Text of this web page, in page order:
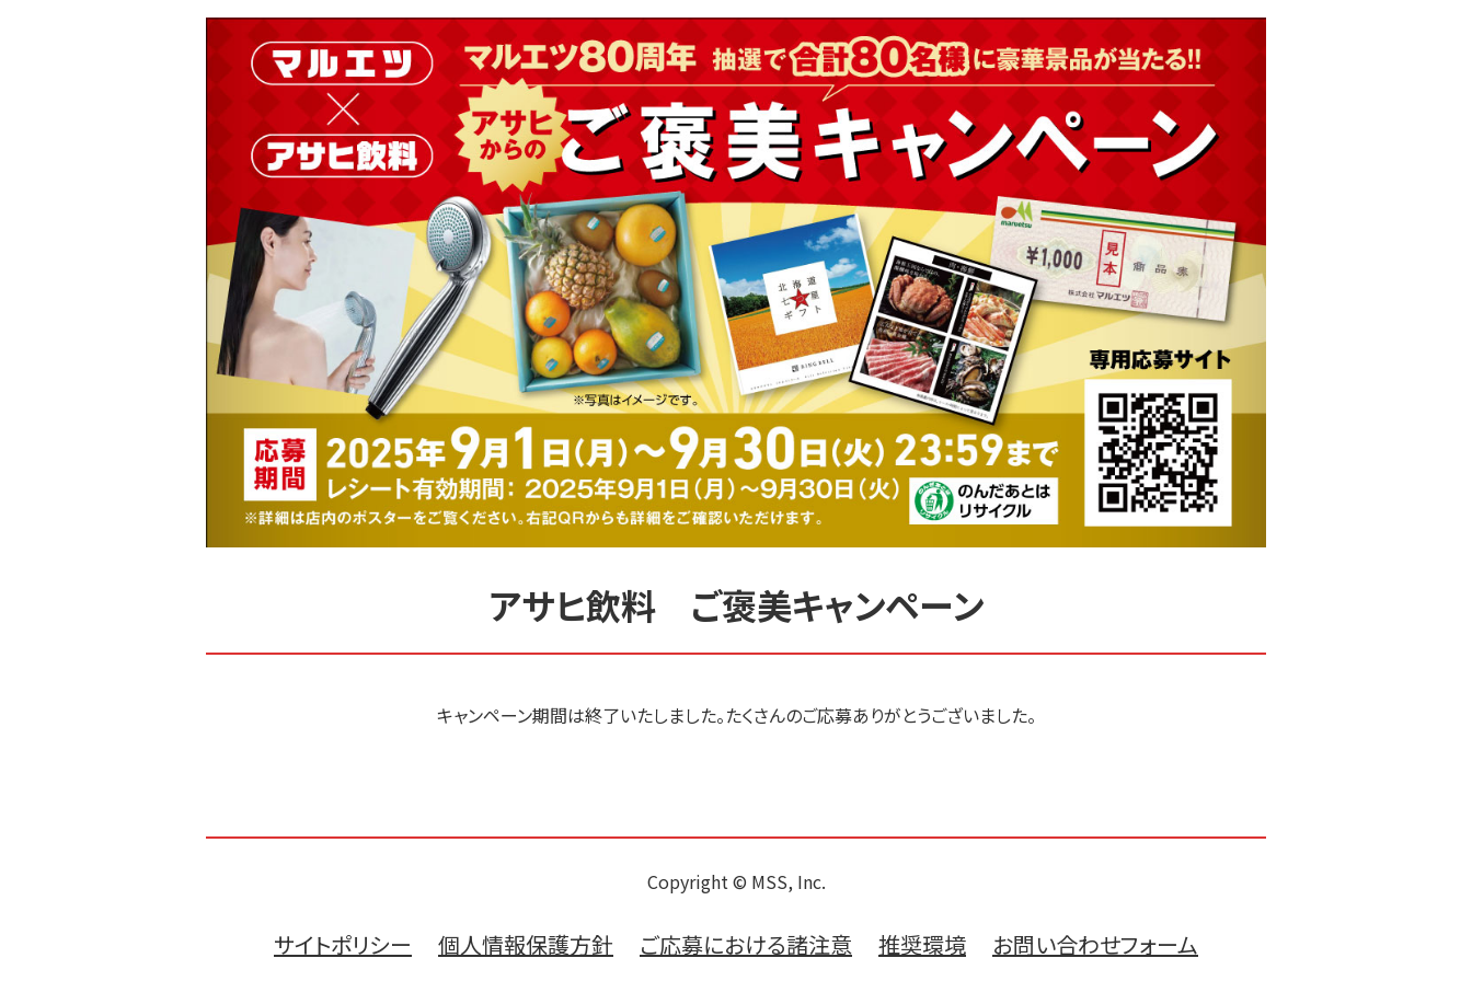
アサヒ飲料 ご褒美キャンペーン
キャンペーン期間は終了いたしました。たくさんのご応募ありがとうございました。
Copyright © MSS, Inc.
サイトポリシー 個人情報保護方針 ご応募における諸注意 推奨環境 お問い合わせフォーム